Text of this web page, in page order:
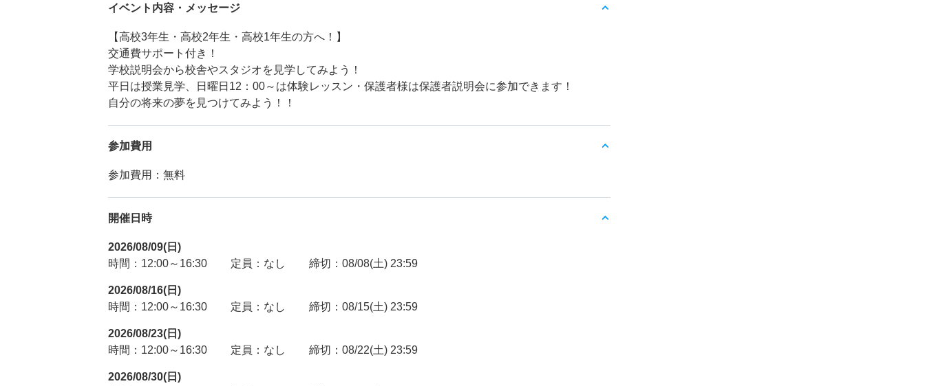
イベント内容・メッセージ
【高校3年生・高校2年生・高校1年生の方へ！】
交通費サポート付き！
学校説明会から校舎やスタジオを見学してみよう！
平日は授業見学、日曜日12：00～は体験レッスン・保護者様は保護者説明会に参加できます！
自分の将来の夢を見つけてみよう！！
参加費用
参加費用：無料
開催日時
2026/08/09(日)
時間：12:00～16:30
定員：なし 締切：08/08(土) 23:59
2026/08/16(日)
時間：12:00～16:30
定員：なし 締切：08/15(土) 23:59
2026/08/23(日)
時間：12:00～16:30
定員：なし 締切：08/22(土) 23:59
2026/08/30(日)